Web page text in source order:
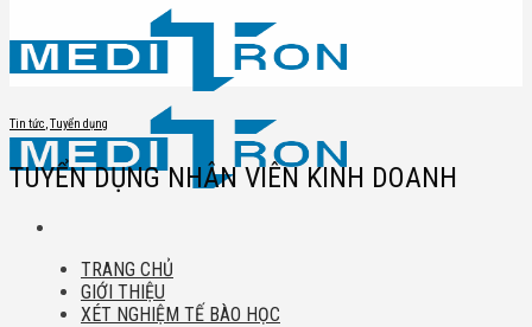
TRANG CHỦ
GIỚI THIỆU
XÉT NGHIỆM TẾ BÀO HỌC
Tin tức,Tuyển dụng
TUYỂN DỤNG NHÂN VIÊN KINH DOANH